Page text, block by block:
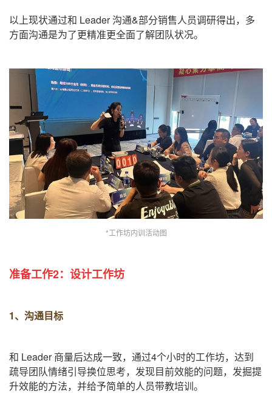
以上现状通过和 Leader沟通&部分销售人员调研得出，多
方面沟通是为了更精准更全面了解团队状况。
*工作坊内训活动图
准备工作2：设计工作坊
1、沟通目标
和 Leader商量后达成一致，通过4个小时的工作坊，达到
疏导团队情绪引导换位思考，发现目前效能的问题，发掘提
升效能的方法，并给予简单的人员带教培训。